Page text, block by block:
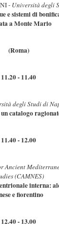
- Università degli
e sistemi di
a Monte Mario
(Roma)
11.20 - 11.40
degli Studi di
catalogo
11.40 - 12.00
Ancient
(CAMNES)
interna:
e fiorentino
12.40 - 13.00